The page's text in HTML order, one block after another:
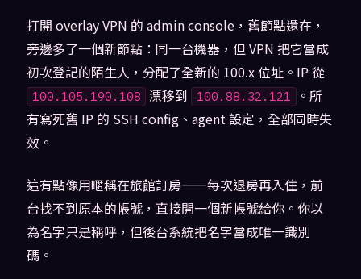
打開 overlay VPN 的 admin console，舊節點還在，
旁邊多了一個新節點：同一台機器，但 VPN 把它當成
初次登記的陌生人，分配了全新的 100.x 位址。IP 從
100.105.190.108 漂移到 100.88.32.121
。所
有寫死舊 IP 的 SSH config、agent 設定，全部同時失
效。
這有點像用暱稱在旅館訂房——每次退房再入住，前
台找不到原本的帳號，直接開一個新帳號給你。你以
為名字只是稱呼，但後台系統把名字當成唯一識別
碼。